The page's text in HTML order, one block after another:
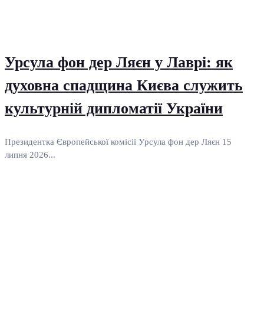
Урсула фон дер Ляєн у Лаврі: як
духовна спадщина Києва служить
культурній дипломатії України
Президентка Європейської комісії Урсула фон дер Ляєн 15
липня 2026...